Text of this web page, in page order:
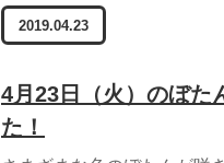
2019.04.23
4月23日（火）のぼた
た！